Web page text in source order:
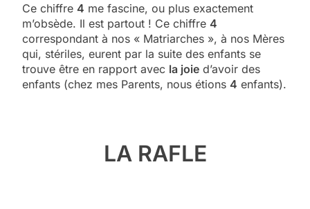
Ce chiffre 4 me fascine, ou plus exactement
m’obsède. Il est partout ! Ce chiffre 4
correspondant à nos « Matriarches », à nos Mères
qui, stériles, eurent par la suite des enfants se
trouve être en rapport avec la joie d’avoir des
enfants (chez mes Parents, nous étions 4 enfants).
LA RAFLE